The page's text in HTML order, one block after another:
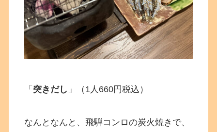
「 突きだし 」（1人660円税込）
なんとなんと、飛騨コンロの炭火焼きで、